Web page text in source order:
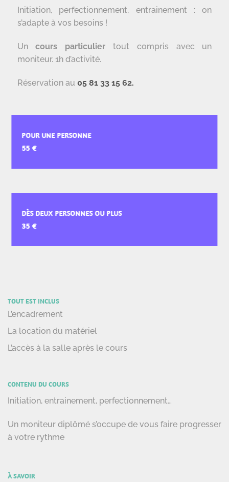
Initiation, perfectionnement, entrainement : on
s’adapte à vos besoins !
Uncours particulier tout compris avec un
moniteur. 1h d’activité.
Réservation au 05 81 33 15 62.
DÈS DEUX PERSONNES OU PLUS
POUR UNE PERSONNE
TOUT EST INCLUS
L’encadrement
La location du matériel
L’accès à la salle après le cours
CONTENU DU COURS
Initiation, entrainement, perfectionnement…
Un moniteur diplômé s’occupe de vous faire progresser
à votre rythme
À SAVOIR